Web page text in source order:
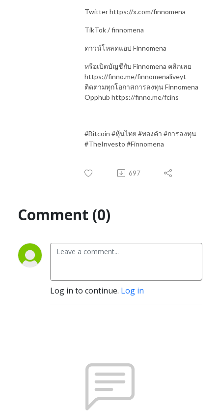
Twitter https://x.com/finnomena
TikTok / finnomena
ดาวน์โหลดแอป Finnomena
หรือเปิดบัญชีกับ Finnomena คลิกเลย
https://finno.me/finnomenaliveyt
ติดตามทุกโอกาสการลงทุน Finnomena
Opphub https://finno.me/fcins
#Bitcoin #หุ้นไทย #ทองคำ #การลงทุน
#TheInvesto #Finnomena
697
Comment (0)
Log in to continue. Log in